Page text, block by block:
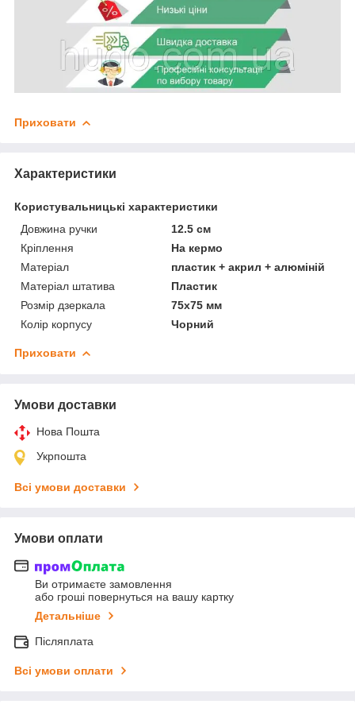
Приховати
Характеристики
Користувальницькі характеристики
Довжина ручки
12.5 см
Кріплення
На кермо
Матеріал
пластик + акрил + алюміній
Матеріал штатива
Пластик
Розмір дзеркала
75х75 мм
Колір корпусу
Чорний
Приховати
Умови доставки
Нова Пошта
Укрпошта
Всі умови доставки
Умови оплати
Ви отримаєте замовлення
або гроші повернуться на вашу картку
Детальніше
Післяплата
Всі умови оплати